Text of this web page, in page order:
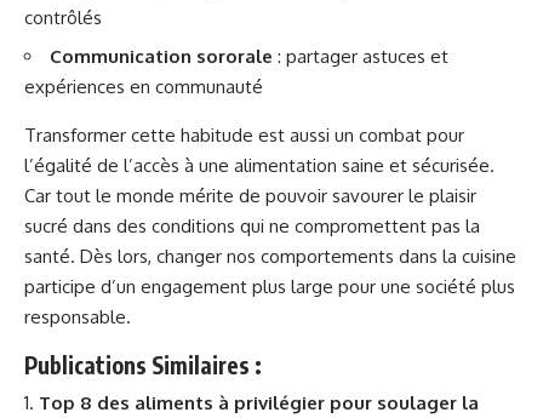
contrôlés
Communication sororale : partager astuces et
expériences en communauté
Transformer cette habitude est aussi un combat pour
l’égalité de l’accès à une alimentation saine et sécurisée.
Car tout le monde mérite de pouvoir savourer le plaisir
sucré dans des conditions qui ne compromettent pas la
santé. Dès lors, changer nos comportements dans la cuisine
participe d’un engagement plus large pour une société plus
responsable.
Publications Similaires :
Top 8 des aliments à privilégier pour soulager la